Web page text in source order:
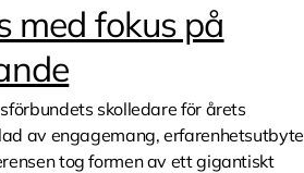
med fokus på
skolledare för årets
av engagemang, erfarenhetsutbyte
tog formen av ett gigantiskt